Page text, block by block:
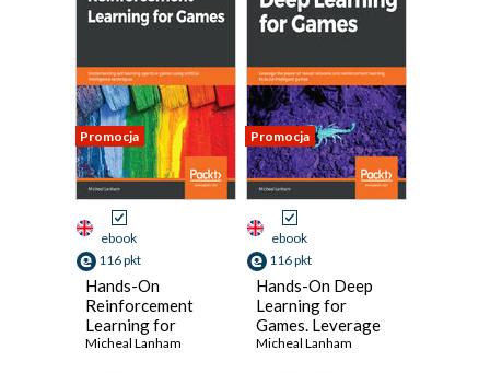
Promocja
ebook
116 pkt
Hands-On
Reinforcement
Learning for
Games.
Micheal Lanham
Promocja
ebook
116 pkt
Hands-On Deep
Learning for
Games. Leverage
the power of
Micheal Lanham